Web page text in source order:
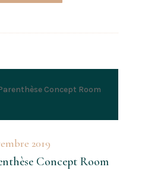
2019
Concept Room